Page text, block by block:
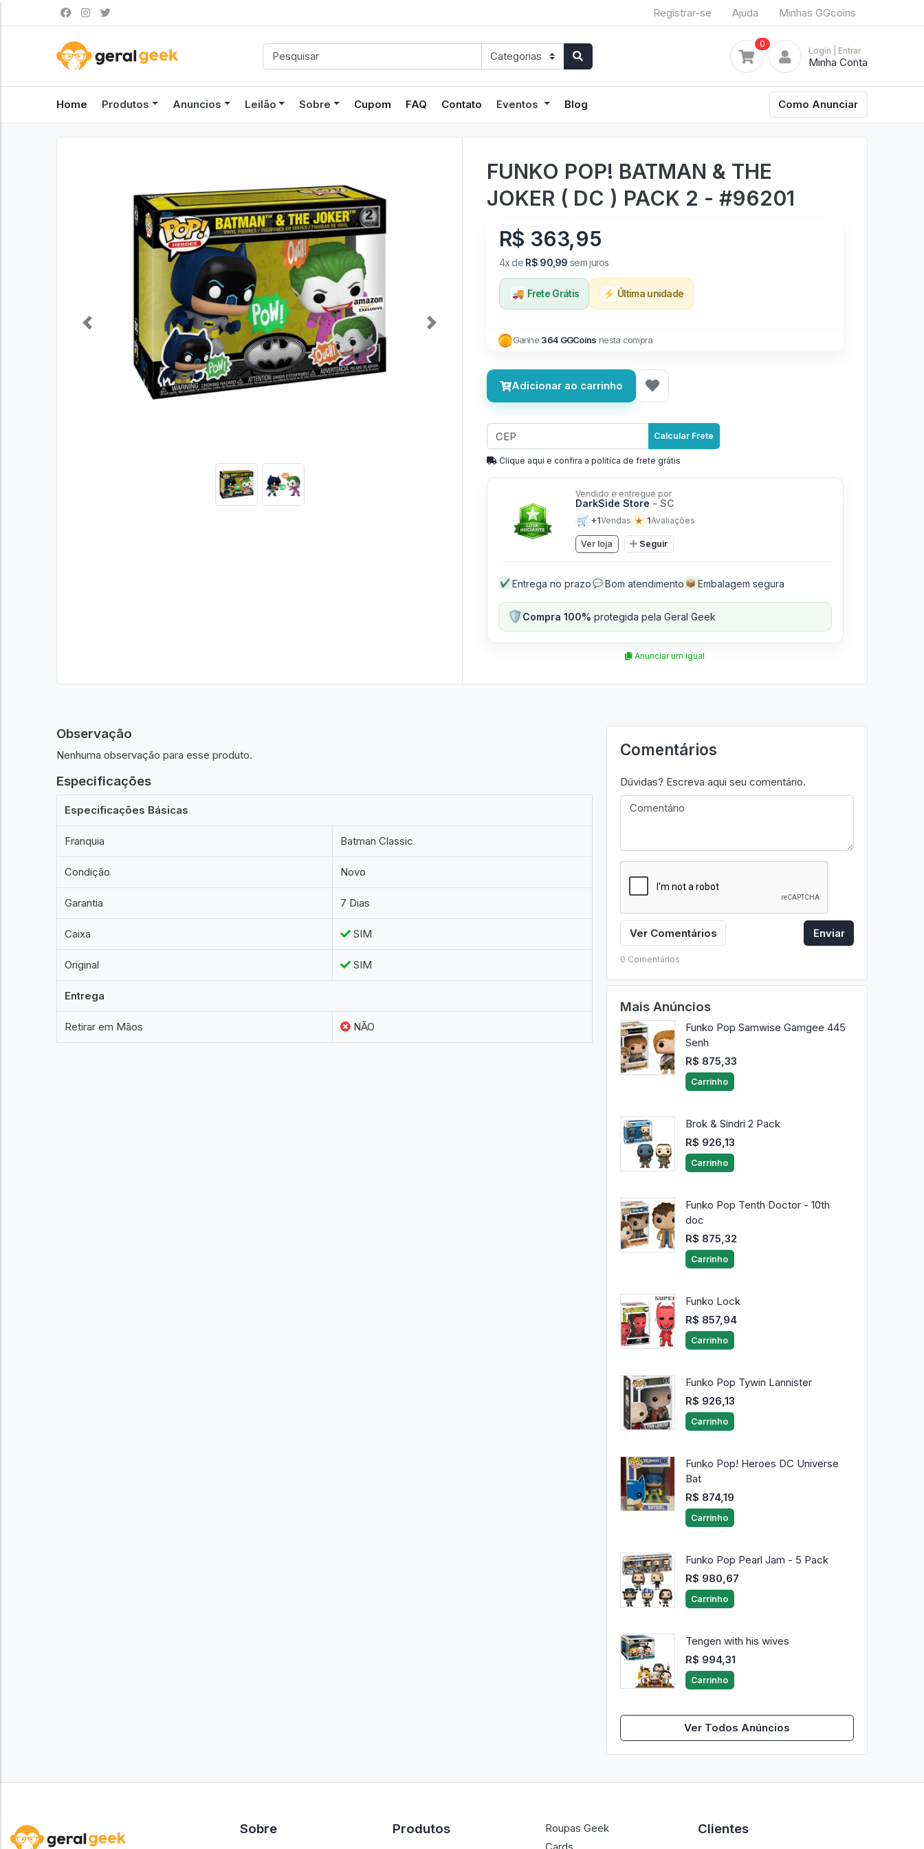
Registrar-se Ajuda Minhas GGcoins
0
Login | Entrar
Minha Conta
Home Produtos Anuncios Leilão Sobre Cupom FAQ Contato Eventos Blog Como Anunciar
Previous Next
FUNKO POP! BATMAN & THE
JOKER ( DC ) PACK 2 - #96201
R$ 363,95
4x de R$ 90,99 sem juros
🚚 Frete Grátis ⚡ Última unidade
Ganhe 364 GGCoins nesta compra
Adicionar ao carrinho
Calcular Frete
Clique aqui e confira a politíca de frete grátis
Vendido e entregue por
DarkSide Store - SC
🛒 +1Vendas ★ 1Avaliações
Ver loja Seguir
✔ Entrega no prazo 💬 Bom atendimento 📦 Embalagem segura
🛡️Compra 100% protegida pela Geral Geek
Anunciar um igual
Observação
Nenhuma observação para esse produto.
Especificações
Especificações Básicas
Franquia Batman Classic
Condição Novo
Garantia 7 Dias
Caixa SIM
Original SIM
Entrega
Retirar em Mãos NÃO
Comentários
Dúvidas? Escreva aqui seu comentário.
Ver Comentários Enviar
0 Comentários
Mais Anúncios
Funko Pop Samwise Gamgee 445
Senh
R$ 875,33
Carrinho
Brok & Sindri 2 Pack
R$ 926,13
Carrinho
Funko Pop Tenth Doctor - 10th
doc
R$ 875,32
Carrinho
Funko Lock
R$ 857,94
Carrinho
Funko Pop Tywin Lannister
R$ 926,13
Carrinho
Funko Pop! Heroes DC Universe
Bat
R$ 874,19
Carrinho
Funko Pop Pearl Jam - 5 Pack
R$ 980,67
Carrinho
Tengen with his wives
R$ 994,31
Carrinho
Ver Todos Anúncios
Sobre Produtos
Roupas Geek
Cards
Clientes